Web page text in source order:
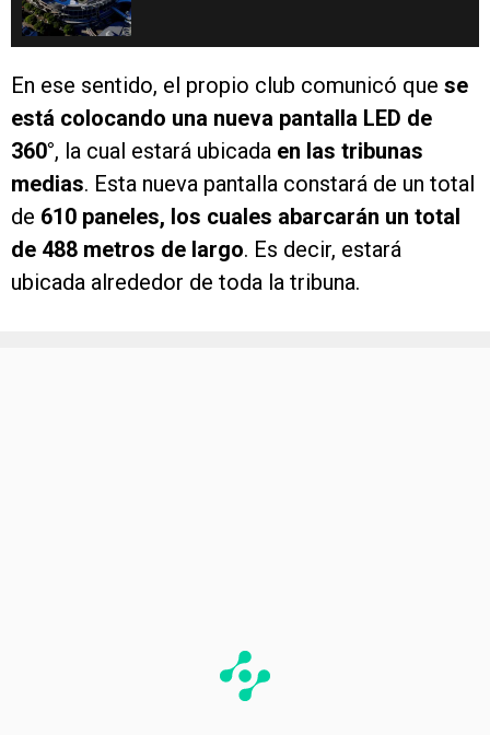
En ese sentido, el propio club comunicó que se
está colocando una nueva pantalla LED de
360°, la cual estará ubicada en las tribunas
medias. Esta nueva pantalla constará de un total
de 610 paneles, los cuales abarcarán un total
de 488 metros de largo. Es decir, estará
ubicada alrededor de toda la tribuna.